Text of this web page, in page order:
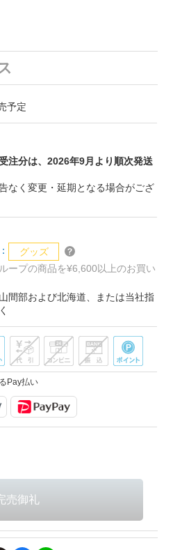
予定
注分は、2026年9月より順次発送
なく変更・延期となる場合がござ
グッズ
ープの商品を¥6,600以上のお買い
間部および北海道、または当社指
Pay払い